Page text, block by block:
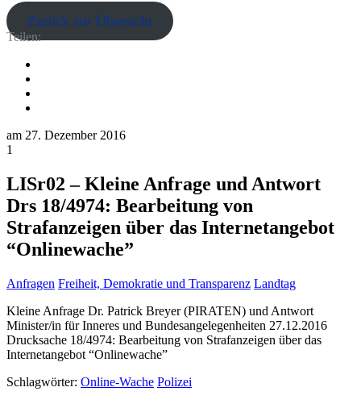
Zurück zur Übersicht
Teilen:
am 27. Dezember 2016
1
LISr02 – Kleine Anfrage und Antwort
Drs 18/4974: Bearbeitung von
Strafanzeigen über das Internetangebot
“Onlinewache”
Anfragen Freiheit, Demokratie und Transparenz Landtag
Kleine Anfrage Dr. Patrick Breyer (PIRATEN) und Antwort
Minister/in für Inneres und Bundesangelegenheiten 27.12.2016
Drucksache 18/4974: Bearbeitung von Strafanzeigen über das
Internetangebot “Onlinewache”
Schlagwörter: Online-Wache Polizei